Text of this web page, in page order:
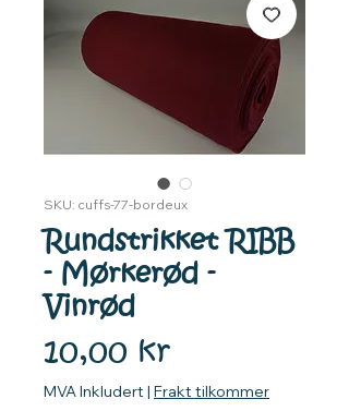
SKU: cuffs-77-bordeux
Rundstrikket RIBB
- Mørkerød -
Vinrød
10,00 krPris
MVA Inkludert | Frakt tilkommer